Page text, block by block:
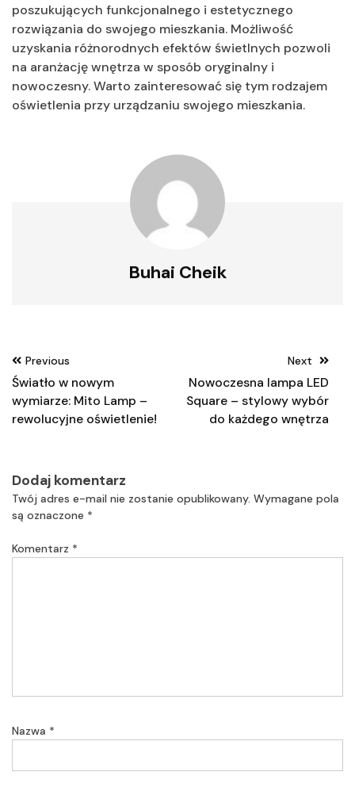
poszukujących funkcjonalnego i estetycznego
rozwiązania do swojego mieszkania. Możliwość
uzyskania różnorodnych efektów świetlnych pozwoli
na aranżację wnętrza w sposób oryginalny i
nowoczesny. Warto zainteresować się tym rodzajem
oświetlenia przy urządzaniu swojego mieszkania.
Buhai Cheik
Nawigacja
wpisu
Previous
Światło w nowym
wymiarze: Mito Lamp –
rewolucyjne oświetlenie!
Next
Nowoczesna lampa LED
Square – stylowy wybór
do każdego wnętrza
Dodaj komentarz
Twój adres e-mail nie zostanie opublikowany. Wymagane pola
są oznaczone *
Komentarz *
Nazwa *